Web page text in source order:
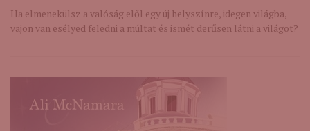
Ha elmenekülsz a valóság elől egy új helyszínre, idegen világba,
vajon van esélyed feledni a múltat és ismét derűsen látni a világot?